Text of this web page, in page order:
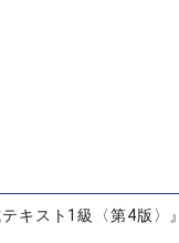
キスト1級〈第4版〉』